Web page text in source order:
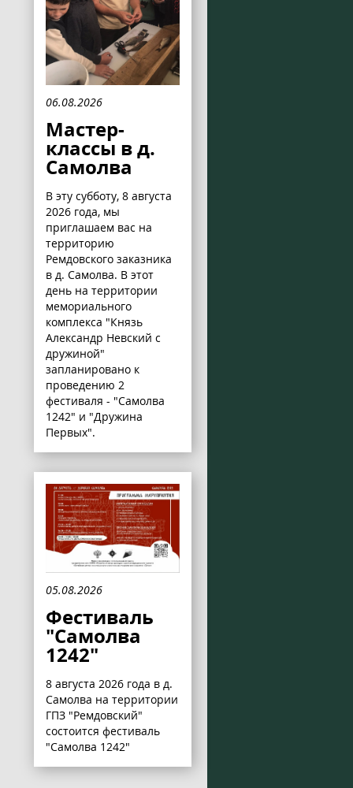
06.08.2026
Мастер-
классы в д.
Самолва
В эту субботу, 8 августа
2026 года, мы
приглашаем вас на
территорию
Ремдовского заказника
в д. Самолва. В этот
день на территории
мемориального
комплекса "Князь
Александр Невский с
дружиной"
запланировано к
проведению 2
фестиваля - "Самолва
1242" и "Дружина
Первых".
05.08.2026
Фестиваль
"Самолва
1242"
8 августа 2026 года в д.
Самолва на территории
ГПЗ "Ремдовский"
состоится фестиваль
"Самолва 1242"